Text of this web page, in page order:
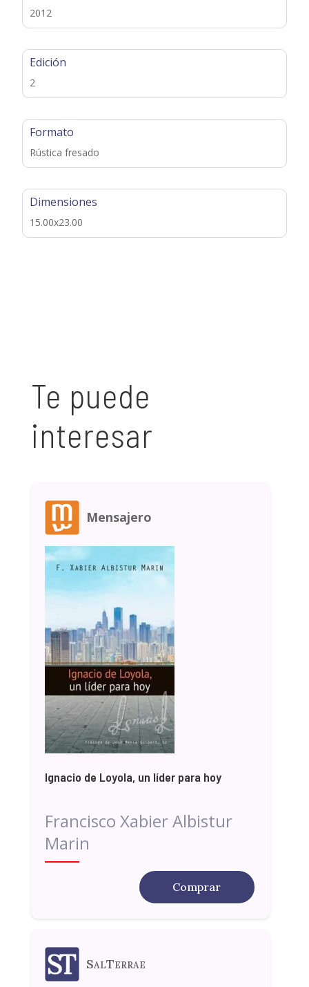
2012
Edición
2
Formato
Rústica fresado
Dimensiones
15.00x23.00
Te puede
interesar
Mensajero
Ignacio de Loyola, un líder para hoy
Francisco Xabier Albistur
Marin
Comprar
SalTerrae